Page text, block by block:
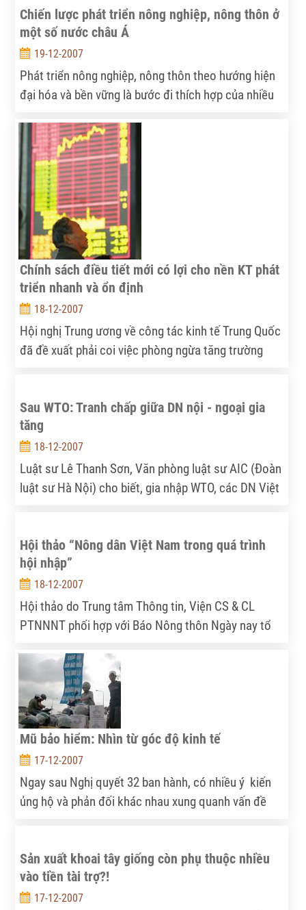
Chiến lược phát triển nông nghiệp, nông thôn ở
một số nước châu Á
19-12-2007
Phát triển nông nghiệp, nông thôn theo hướng hiện
đại hóa và bền vững là bước đi thích hợp của nhiều
tế. Trên cả phương diện lý luận và thực tiễn đều cho
thấy, không có một công thức phát triển chung cho
quá trình hiện đại hóa nông nghiệp, nông thôn đối
với tất cả các nước. Mỗi nước có cách đi riêng, tùy
theo những đặc điểm, điều kiện cụ thể của mình.
Chính sách điều tiết mới có lợi cho nền KT phát
triển nhanh và ổn định
18-12-2007
Hội nghị Trung ương về công tác kinh tế Trung Quốc
đã đề xuất phải coi việc phòng ngừa tăng trường
lạm phát rõ rệt làm nhiệm vụ quan trọng hàng đầu
trong điều tiết vĩ mô hiện nay
Sau WTO: Tranh chấp giữa DN nội - ngoại gia
tăng
18-12-2007
Luật sư Lê Thanh Sơn, Văn phòng luật sư AIC (Đoàn
luật sư Hà Nội) cho biết, gia nhập WTO, các DN Việt
Các DN "nội" qua đó cũng tích cực hơn trong việc
tham vấn luật sư.
Hội thảo “Nông dân Việt Nam trong quá trình
hội nhập”
18-12-2007
Hội thảo do Trung tâm Thông tin, Viện CS & CL
PTNNNT phối hợp với Báo Nông thôn Ngày nay tổ
Mũ bảo hiểm: Nhìn từ góc độ kinh tế
17-12-2007
Ngay sau Nghị quyết 32 ban hành, có nhiều ý ‎ kiến
ủng hộ và phản đối khác nhau xung quanh vấn đề
Sản xuất khoai tây giống còn phụ thuộc nhiều
vào tiền tài trợ?!
17-12-2007